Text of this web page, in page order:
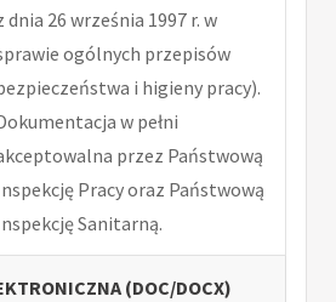
dnia 26 września 1997 r. w
ogólnych przepisów
i higieny pracy).
w pełni
przez Państwową
Pracy oraz Państwową
Sanitarną.
(DOC/DOCX)